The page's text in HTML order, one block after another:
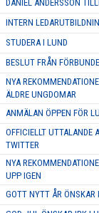
DANIEL ANDERSSON
INTERN
STUDERA I LUND
BESLUT FRÅN
NYA
ÄLDRE UNGDOMAR
ANMÄLAN ÖPPEN FÖR
OFFICIELLT UTTALANDE
TWITTER
NYA
UPP IGEN
GOTT NYTT ÅR ÖNSKAR